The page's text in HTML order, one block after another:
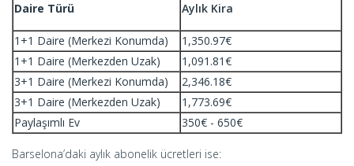
Daire Türü Aylık Kira
1+1 Daire (Merkezi Konumda)
1,350.97€
1+1 Daire (Merkezden Uzak)
1,091.81€
3+1 Daire (Merkezi Konumda)
2,346.18€
3+1 Daire (Merkezden Uzak)
1,773.69€
Paylaşımlı Ev
350€ - 650€
Barselona’daki aylık abonelik ücretleri ise: